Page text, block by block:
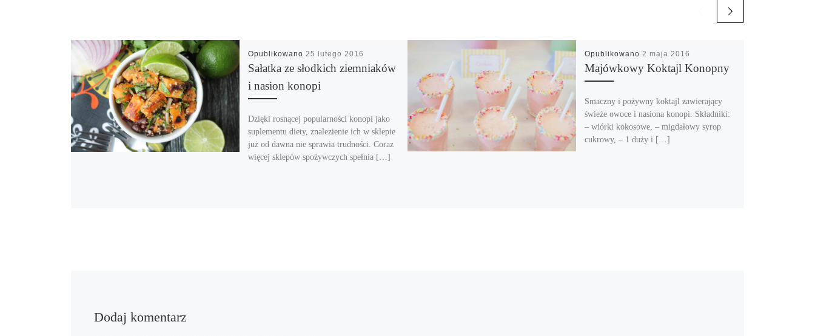
Opublikowano 25 lutego 2016
Sałatka ze słodkich ziemniaków
i nasion konopi
Dzięki rosnącej popularności konopi jako
suplementu diety, znalezienie ich w sklepie
już od dawna nie sprawia trudności. Coraz
więcej sklepów spożywczych spełnia […]
Opublikowano 2 maja 2016
Majówkowy Koktajl Konopny
Smaczny i pożywny koktajl zawierający
świeże owoce i nasiona konopi. Składniki:
– wiórki kokosowe, – migdałowy syrop
cukrowy, – 1 duży i […]
Dodaj komentarz